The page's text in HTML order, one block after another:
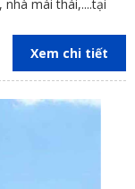
mái thái,....tại
Xem chi tiết